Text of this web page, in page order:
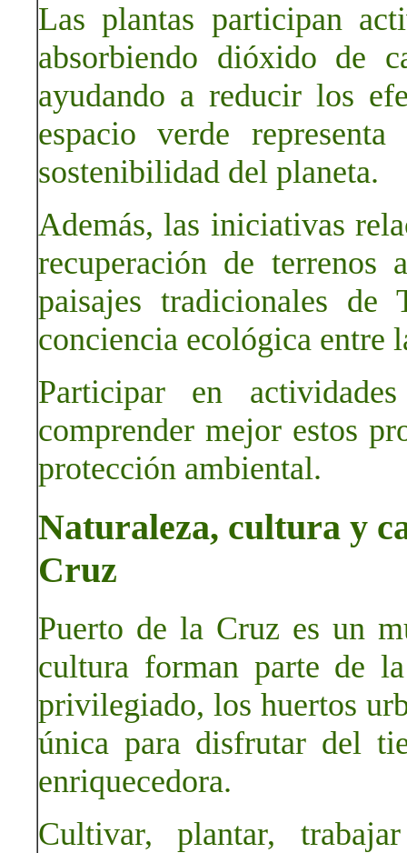
Las plantas participan
absorbiendo dióxido de
ayudando a reducir los
espacio verde
sostenibilidad del planeta.
Además, las iniciativas
recuperación de terrenos
paisajes tradicionales
conciencia ecológica entre
Participar en
comprender mejor estos
protección ambiental.
Naturaleza, cultura y
Cruz
Puerto de la Cruz es un
cultura forman parte de
privilegiado, los huertos
única para disfrutar del
enriquecedora.
Cultivar, plantar,